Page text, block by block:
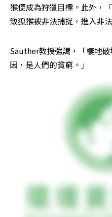
猴便成為狩獵目標。此外，
致狐猴被非法捕捉，進入非
Sauther教授強調，「棲地
因，是人們的貧窮。」